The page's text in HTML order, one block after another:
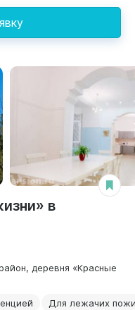
в
деревня «Красные
Для лежачих